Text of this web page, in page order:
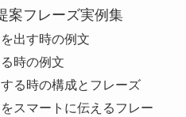
案フレーズ実例集
出す時の例文
時の例文
る時の構成とフレーズ
スマートに伝えるフレー